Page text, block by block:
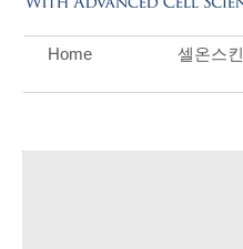
Home 셀온스킨